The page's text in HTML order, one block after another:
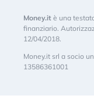
Money.it è una
finanziario.
12/04/2018.
Money.it srl a socio
13586361001